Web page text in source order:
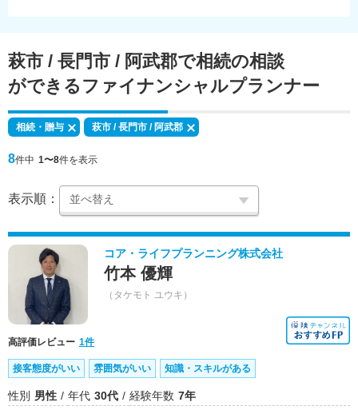
萩市 / 長門市 / 阿武郡で相続の相談
ができる ファイナンシャルプランナー
相続・贈与 萩市 / 長門市 / 阿武郡
8件中 1〜8件を表示
表示順：
コア・ライフプランニング株式会社
竹本 優輝
（タケモト ユウキ）
高評価レビュー 1件
接客態度がいい 雰囲気がいい 知識・スキルがある
性別 男性 年代 30代 経験年数 7年